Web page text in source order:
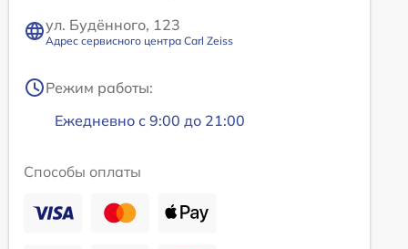
ул. Будённого, 123
Адрес сервисного центра Carl Zeiss
Режим работы:
Ежедневно с 9:00 до 21:00
Способы оплаты